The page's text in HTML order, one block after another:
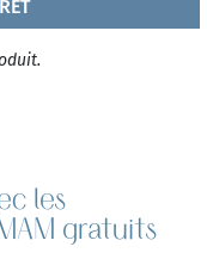
les
gratuits